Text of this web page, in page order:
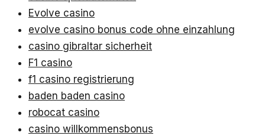
Evolve casino
evolve casino bonus code ohne einzahlung
casino gibraltar sicherheit
F1 casino
f1 casino registrierung
baden baden casino
robocat casino
casino willkommensbonus